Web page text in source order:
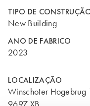
TIPO DE
New Building
ANO DE FABRICO
2023
LOCALIZAÇÃO
Winschoter Hogebrug